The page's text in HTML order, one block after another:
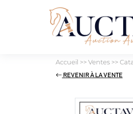
Accueil >>Ventes>>
REVENIR À LA VENTE